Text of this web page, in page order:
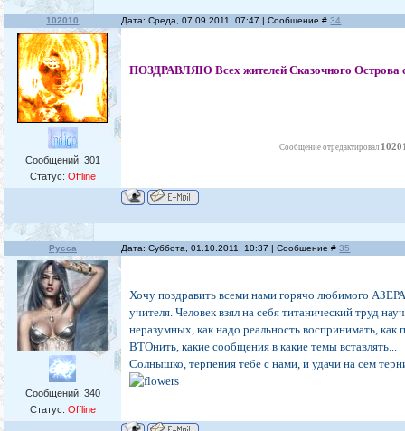
102010 Дата: Среда, 07.09.2011, 07:47 | Сообщение #34
Сообщений: 301
Статус: Offline
ПОЗДРАВЛЯЮ Всех жителей Сказочного
Сообщение отредактировал
Русса Дата: Суббота, 01.10.2011, 10:37 | Сообщение #35
Сообщений: 340
Статус: Offline
Хочу поздравить всеми нами горячо любимого
учителя. Человек взял на себя титанический труд
неразумных, как надо реальность воспринимать, как
ВТОнить, какие сообщения в какие темы вставлять...
Солнышко, терпения тебе с нами, и удачи на сем